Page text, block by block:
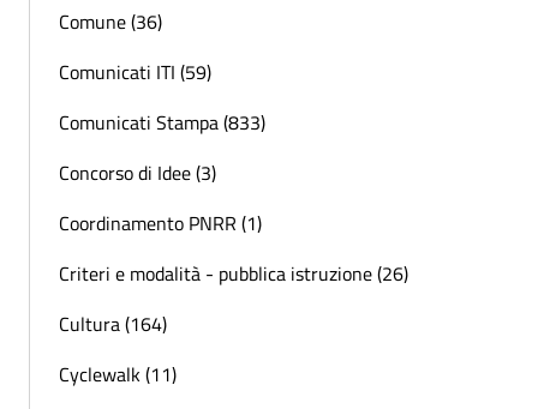
Comune (36)
Comunicati ITI (59)
Comunicati Stampa (833)
Concorso di Idee (3)
Coordinamento PNRR (1)
Criteri e modalità - pubblica istruzione (26)
Cultura (164)
Cyclewalk (11)